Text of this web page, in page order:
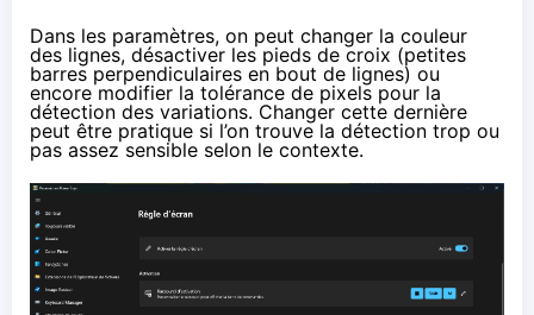
Dans les paramètres, on peut changer la couleur
des lignes, désactiver les pieds de croix (petites
barres perpendiculaires en bout de lignes) ou
encore modifier la tolérance de pixels pour la
détection des variations. Changer cette dernière
peut être pratique si l’on trouve la détection trop ou
pas assez sensible selon le contexte.